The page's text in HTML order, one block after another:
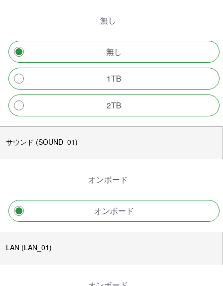
無し
無し
1TB
2TB
サウンド (SOUND_01)
オンボード
オンボード
LAN (LAN_01)